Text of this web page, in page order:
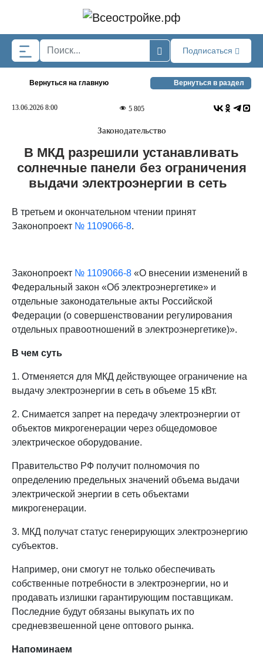
Подписаться
Вернуться на главную Вернуться в раздел
13.06.2026 8:00 5 805
Законодательство
В МКД разрешили устанавливать
солнечные панели без ограничения
выдачи электроэнергии в сеть
В третьем и окончательном чтении принят
Законопроект № 1109066-8.
Законопроект № 1109066-8 «О внесении изменений в
Федеральный закон «Об электроэнергетике» и
отдельные законодательные акты Российской
Федерации (о совершенствовании регулирования
отдельных правоотношений в электроэнергетике)».
В чем суть
1. Отменяется для МКД действующее ограничение на
выдачу электроэнергии в сеть в объеме 15 кВт.
2. Снимается запрет на передачу электроэнергии от
объектов микрогенерации через общедомовое
электрическое оборудование.
Правительство РФ получит полномочия по
определению предельных значений объема выдачи
электрической энергии в сеть объектами
микрогенерации.
3. МКД получат статус генерирующих электроэнергию
субъектов.
Например, они смогут не только обеспечивать
собственные потребности в электроэнергии, но и
продавать излишки гарантирующим поставщикам.
Последние будут обязаны выкупать их по
средневзвешенной цене оптового рынка.
Напоминаем